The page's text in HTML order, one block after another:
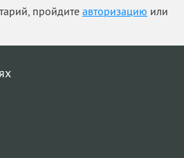
пройдите авторизацию или